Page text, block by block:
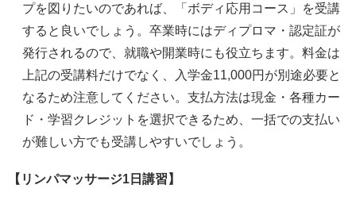
プを図りたいのであれば、「ボディ応用コース」を受講
すると良いでしょう。卒業時にはディプロマ・認定証が
発行されるので、就職や開業時にも役立ちます。料金は
上記の受講料だけでなく、入学金11,000円が別途必要と
なるため注意してください。支払方法は現金・各種カー
ド・学習クレジットを選択できるため、一括での支払い
が難しい方でも受講しやすいでしょう。
【リンパマッサージ1日講習】